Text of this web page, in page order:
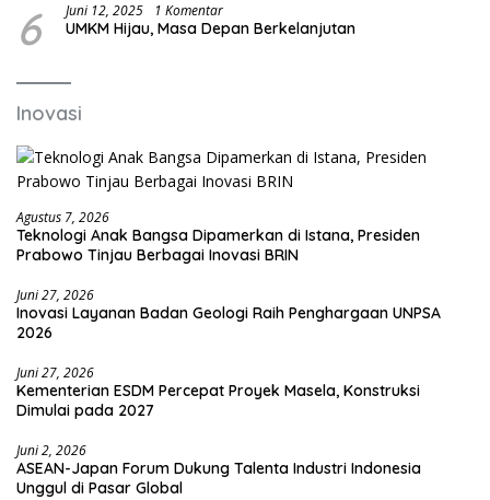
6 Juni 12, 2025 1 Komentar
UMKM Hijau, Masa Depan Berkelanjutan
Inovasi
Agustus 7, 2026
Teknologi Anak Bangsa Dipamerkan di Istana, Presiden
Prabowo Tinjau Berbagai Inovasi BRIN
Juni 27, 2026
Inovasi Layanan Badan Geologi Raih Penghargaan UNPSA
2026
Juni 27, 2026
Kementerian ESDM Percepat Proyek Masela, Konstruksi
Dimulai pada 2027
Juni 2, 2026
ASEAN-Japan Forum Dukung Talenta Industri Indonesia
Unggul di Pasar Global